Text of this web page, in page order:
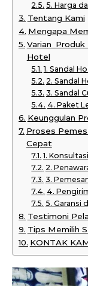
5. Harga
Tentang Kami
Mengapa
Varian
Hotel
1. Sandal
2. Sandal
3. Sandal
4. Paket
Keunggulan
Proses
Cepat
1.
2.
3.
4.
5. Garansi
Testimoni
Tips Memilih
KONTAK